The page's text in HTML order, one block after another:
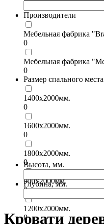
Производители
Мебельная фабрика
0
Мебельная фабрика
0
Размер спального места
1400х2000мм.
0
1600х2000мм.
0
1800х2000мм.
0
900х2000мм.
0
1200х2000мм.
0
Высота, мм.
Глубина, мм.
Кровати